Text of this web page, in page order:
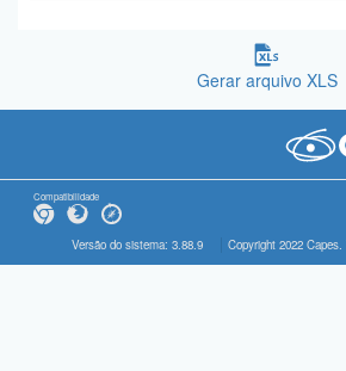
Gerar arquivo XLS
Compatibilidade
Versão do sistema: 3.88.9 Copyright 2022